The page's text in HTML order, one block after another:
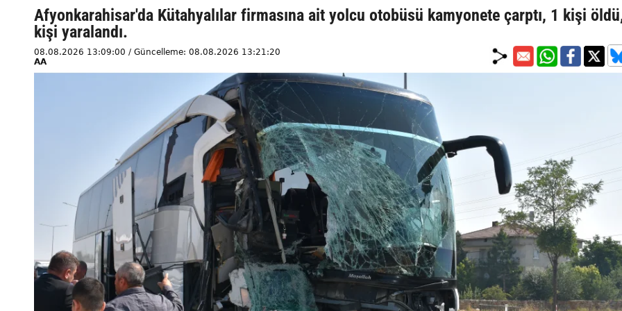
Afyonkarahisar'da Kütahyalılar firmasına ait yolcu otobüsü kamyonete çarptı, 1 kişi
kişi yaralandı.
08.08.2026 13:09:00 / Güncelleme: 08.08.2026 13:21:20
AA